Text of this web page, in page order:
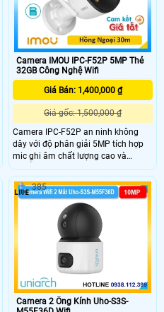
Camera IMOU IPC-F52P 5MP Thẻ
32GB Công Nghệ Wifi
Giá Bán: 1,400,000 ₫
Giá gốc: 1,500,000 ₫
Camera IPC-F52P an ninh không
dây với độ phân giải 5MP tích hợp
mic ghi âm chất lượng cao và
chuẩn nén H.265 tiết kiệm băng
thông. Camera hỗ trợ tầm nhìn ban
đêm lên đến 30m, kết nối Wi-Fi 6
mạnh mẽ và tính năng phát hiện
con người thông minh. Với chuẩn
IP67 camera đảm bảo hoạt động
bền bỉ trong mọi điều kiện thời tiết
Camera 2 Ống Kính Uho-S3S-
385